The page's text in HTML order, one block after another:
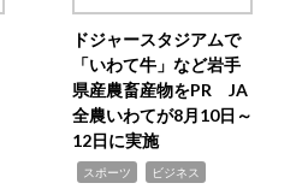
ドジャースタジアムで
「いわて牛」など岩手
県産農畜産物をPR JA
全農いわてが8月10日～
12日に実施
スポーツ ビジネス